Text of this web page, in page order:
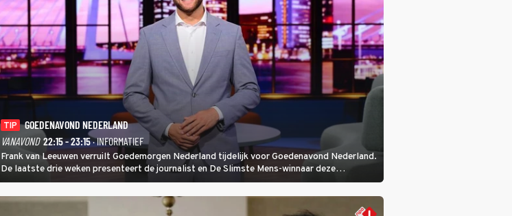
TIP
GOEDENAVOND NEDERLAND
VANAVOND 22:15 - 23:15· INFORMATIEF
Frank van Leeuwen verruilt Goedemorgen Nederland tijdelijk voor Goedenavond Nederland.
De laatste drie weken presenteert de journalist en De Slimste Mens-winnaar deze
avondtalkshow om en om met Sam Hagens, die er al vanaf het begin bij is.